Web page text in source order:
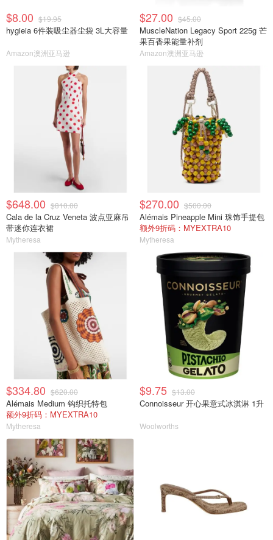
$8.00 $19.95
hygieia 6件装吸尘器尘袋 3L大容量
Amazon澳洲亚马逊
$27.00 $45.00
MuscleNation Legacy Sport 225g 芒
果百香果能量补剂
Amazon澳洲亚马逊
$648.00 $810.00
Cala de la Cruz Veneta 波点亚麻吊
带迷你连衣裙
Mytheresa
$270.00 $500.00
Alémais Pineapple Mini 珠饰手提包
额外9折码：MYEXTRA10
Mytheresa
$334.80 $620.00
Alémais Medium 钩织托特包
额外9折码：MYEXTRA10
Mytheresa
$9.75 $13.00
Connoisseur 开心果意式冰淇淋 1升
Woolworths